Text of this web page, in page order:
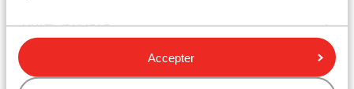
Accepter
Hôtel Ski Plaza
Hôtel Magic Pas